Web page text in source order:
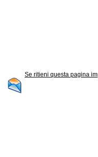
Se ritieni questa pagina